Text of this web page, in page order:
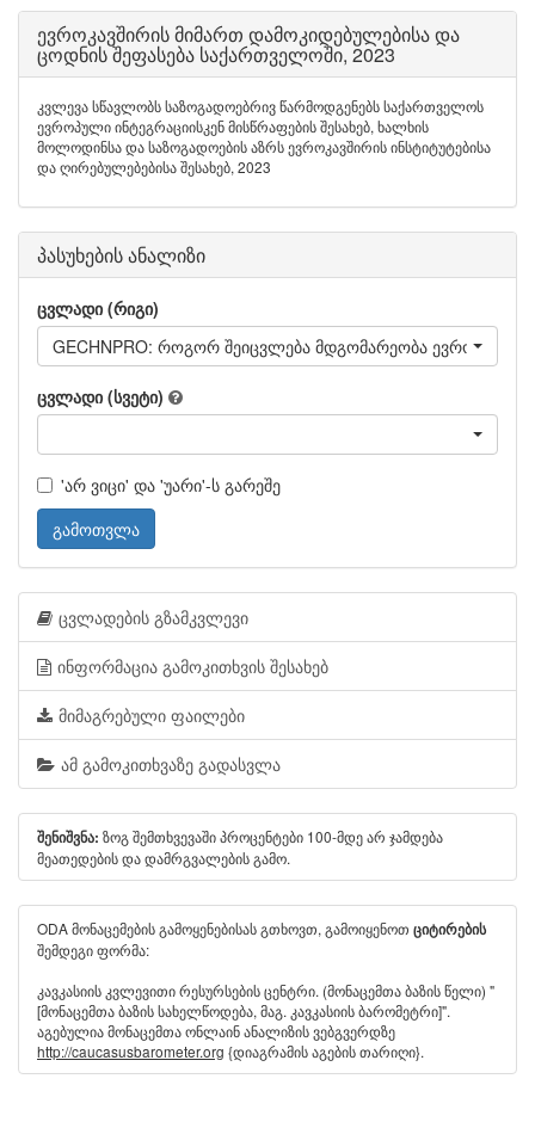
ევროკავშირის მიმართ დამოკიდებულებისა და
ცოდნის შეფასება საქართველოში, 2023
კვლევა სწავლობს საზოგადოებრივ წარმოდგენებს საქართველოს
ევროპული ინტეგრაციისკენ მისწრაფების შესახებ, ხალხის
მოლოდინსა და საზოგადოების აზრს ევროკავშირის ინსტიტუტებისა
და ღირებულებებისა შესახებ, 2023
პასუხების ანალიზი
ცვლადი (რიგი)
GECHNPRO: როგორ შეიცვლება მდგომარეობა
ცვლადი (სვეტი)
'არ ვიცი' და 'უარი'-ს გარეშე
გამოთვლა
ცვლადების გზამკვლევი
ინფორმაცია გამოკითხვის შესახებ
მიმაგრებული ფაილები
ამ გამოკითხვაზე გადასვლა
შენიშვნა: ზოგ შემთხვევაში პროცენტები 100-მდე არ ჯამდება
მეათედების და დამრგვალების გამო.
ODA მონაცემების გამოყენებისას გთხოვთ, გამოიყენოთ ციტირების
შემდეგი ფორმა:
კავკასიის კვლევითი რესურსების ცენტრი. (მონაცემთა ბაზის წელი) "
[მონაცემთა ბაზის სახელწოდება, მაგ. კავკასიის ბარომეტრი]".
აგებულია მონაცემთა ონლაინ ანალიზის ვებგვერდზე
http://caucasusbarometer.org {დიაგრამის აგების თარიღი}.